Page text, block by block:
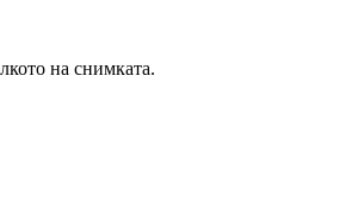
на снимката.